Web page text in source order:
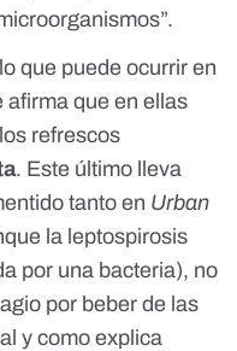
que puede ocurrir en
afirma que en ellas
refrescos
. Este último lleva
tanto en Urban
la leptospirosis
por una bacteria), no
por beber de las
y como explica